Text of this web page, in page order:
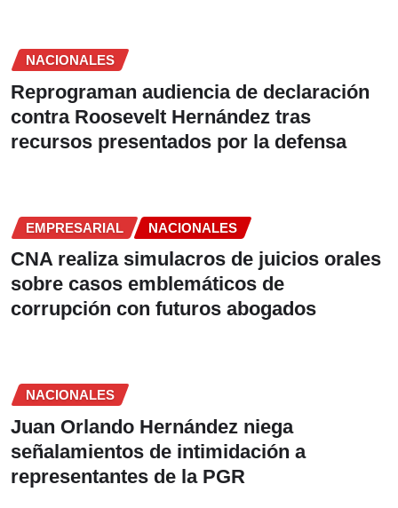
NACIONALES
Reprograman audiencia de declaración
contra Roosevelt Hernández tras
recursos presentados por la defensa
EMPRESARIAL NACIONALES
CNA realiza simulacros de juicios orales
sobre casos emblemáticos de
corrupción con futuros abogados
NACIONALES
Juan Orlando Hernández niega
señalamientos de intimidación a
representantes de la PGR